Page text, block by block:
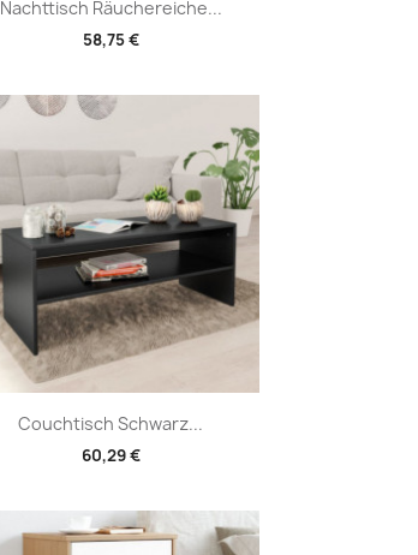
Nachttisch Räuchereiche...
58,75 €
Vorschau
Couchtisch Schwarz...
60,29 €
Vorschau